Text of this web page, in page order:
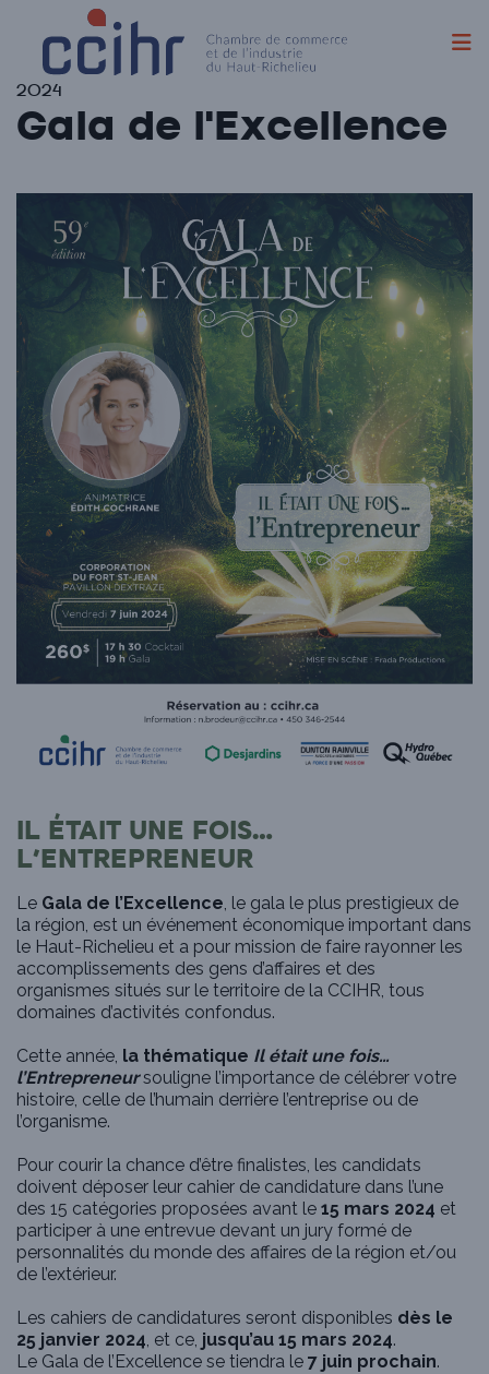
Skip
content
2024
Gala de l'Excellence
IL ÉTAIT UNE FOIS…
L’ENTREPRENEUR
Le Gala de l’Excellence, le gala le plus prestigieux de
la région, est un événement économique important dans
le Haut-Richelieu et a pour mission de faire rayonner les
accomplissements des gens d’affaires et des
organismes situés sur le territoire de la CCIHR, tous
domaines d’activités confondus.
Cette année, la thématique Il était une fois…
l’Entrepreneursouligne l’importance de célébrer votre
histoire, celle de l’humain derrière l’entreprise ou de
l’organisme.
Pour courir la chance d’être finalistes, les candidats
doivent déposer leur cahier de candidature dans l’une
des 15 catégories proposées avant le 15 mars 2024 et
participer à une entrevue devant un jury formé de
personnalités du monde des affaires de la région et/ou
de l’extérieur.
Les cahiers de candidatures seront disponibles dès le
25 janvier 2024, et ce, jusqu’au 15 mars 2024.
Le Gala de l’Excellence se tiendra le 7 juin prochain.